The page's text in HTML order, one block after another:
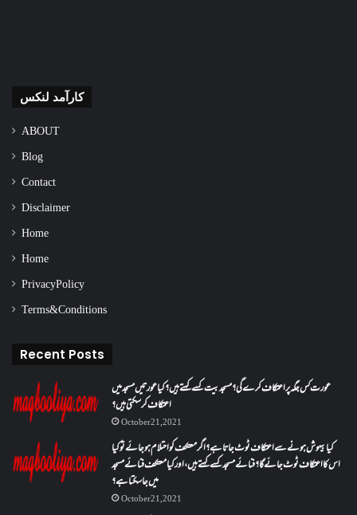
کارآمد لنکس
ABOUT
Blog
Contact
Disclaimer
Home
Home
Privacy Policy
Terms & Conditions
Recent Posts
عورت کس جگہ پر اعتکاف کرے گی؟مسجد بیت کسے کہتے ہیں؟کیا عورتیں مسجد میں
اعتکاف کر سکتی ہیں؟
October 21, 2021
کیا بیہوش ہونے سے اعتکاف ٹوٹ جاتا ہے؟ اگر معتکف کو احتلام ہو جائے تو کیا
اس کا اعتکاف ٹوٹ جائے گا؟فنائے مسجد کسے کہتے ہیں ، اور کیا معتکف فنائے مسجد
میں جا سکتا ہے؟
October 21, 2021